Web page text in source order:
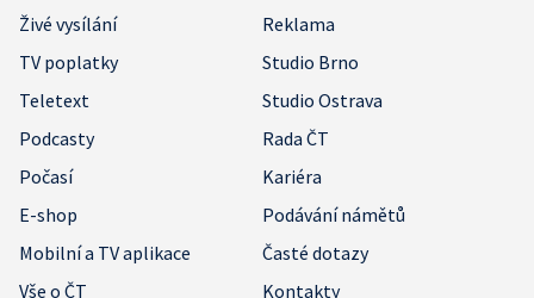
Živé vysílání
Reklama
TV poplatky
Studio Brno
Teletext
Studio Ostrava
Podcasty
Rada ČT
Počasí
Kariéra
E-shop
Podávání námětů
Mobilní a TV aplikace
Časté dotazy
Vše o ČT
Kontakty